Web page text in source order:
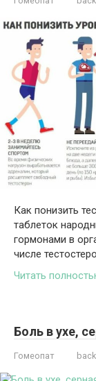
Как понизить
таблеток
гормонами в
числе
Читать
Боль в ухе,
Гомеопат